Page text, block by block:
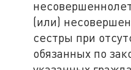
(или)
сестры при
обязанных по